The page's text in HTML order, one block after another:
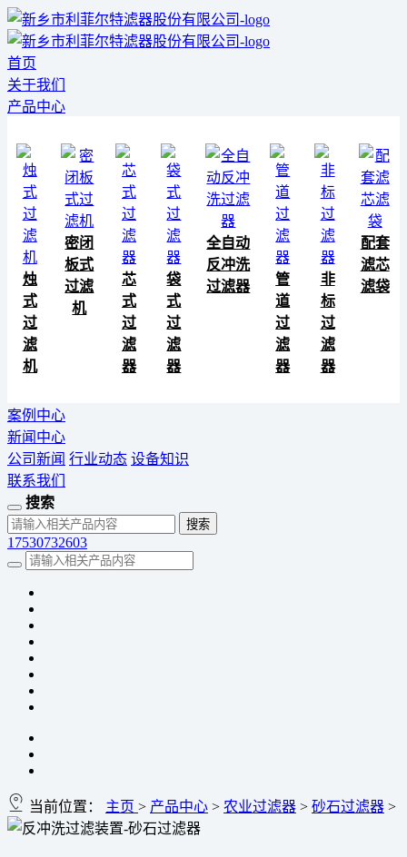
首页
关于我们
产品中心
烛
式
过
滤
机
密闭
板式
过滤
机
芯
式
过
滤
器
袋
式
过
滤
器
全自动
反冲洗
过滤器
管
道
过
滤
器
非
标
过
滤
器
配套
滤芯
滤袋
案例中心
新闻中心
公司新闻 行业动态 设备知识
联系我们
搜索
17530732603
当前位置： 主页 > 产品中心 > 农业过滤器 > 砂石过滤器 >